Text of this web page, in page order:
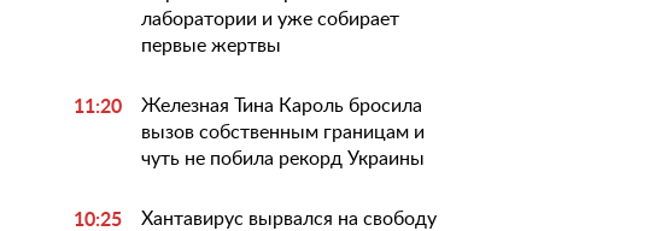
лаборатории и уже собирает
первые жертвы
11:20
Железная Тина Кароль бросила
вызов собственным границам и
чуть не побила рекорд Украины
10:25
Хантавирус вырвался на свободу